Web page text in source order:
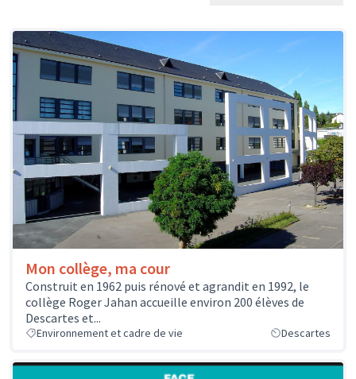
Mon collège, ma cour
Construit en 1962 puis rénové et agrandit en 1992, le
collège Roger Jahan accueille environ 200 élèves de
Descartes et...
Environnement et cadre de vie Descartes